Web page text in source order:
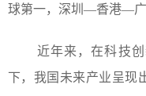
球第一，深圳—香港—广
近年来，在科技
下，我国未来产业呈现